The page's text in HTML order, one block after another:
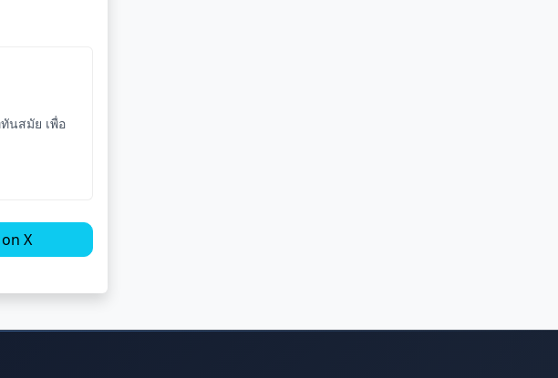
นสมัย เพื่อ
X